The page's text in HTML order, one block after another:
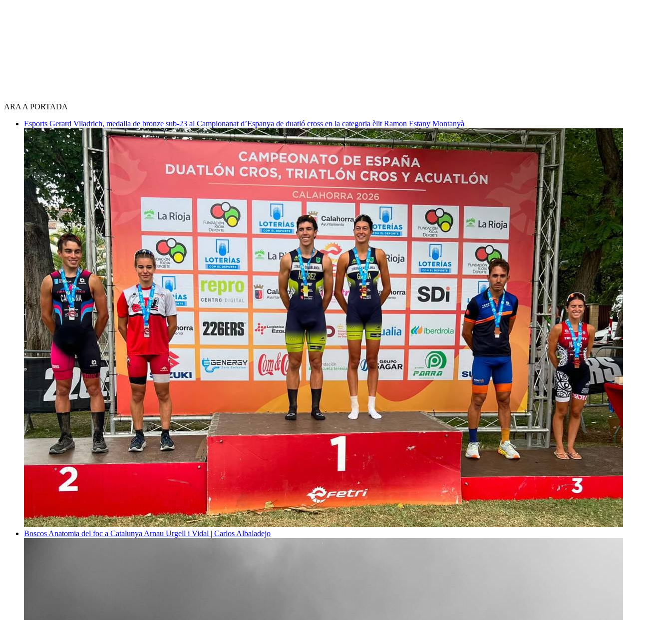
ARA A PORTADA
Esports Gerard Viladrich, medalla de bronze sub-23 al Campionanat d’Espanya de duatló cross en la categoria èlit Ramon Estany Montanyà
Boscos Anatomia del foc a Catalunya Arnau Urgell i Vidal | Carlos Albaladejo